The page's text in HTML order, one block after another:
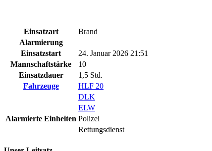
Einsatzart
Brand
Alarmierung
Einsatzstart
24. Januar 2026 21:51
Mannschaftstärke
10
Einsatzdauer
1,5 Std.
Fahrzeuge
HLF 20
DLK
ELW
Alarmierte Einheiten Polizei
Rettungsdienst